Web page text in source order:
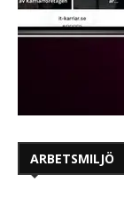
ARBETSMILJÖ